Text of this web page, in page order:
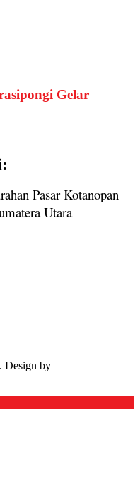
Gelar
Pasar Kotanopan
Utara
Design by